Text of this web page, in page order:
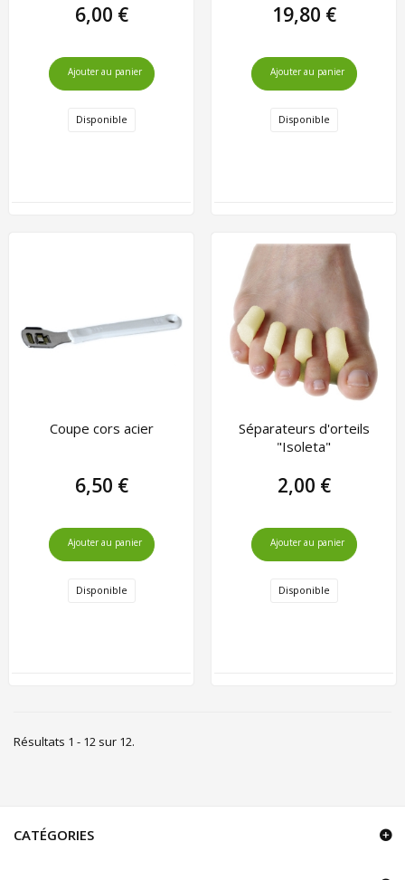
6,00 €
Ajouter au panier
Disponible
19,80 €
Ajouter au panier
Disponible
Coupe cors acier
6,50 €
Ajouter au panier
Disponible
Séparateurs d'orteils
"Isoleta"
2,00 €
Ajouter au panier
Disponible
Résultats 1 - 12 sur 12.
CATÉGORIES